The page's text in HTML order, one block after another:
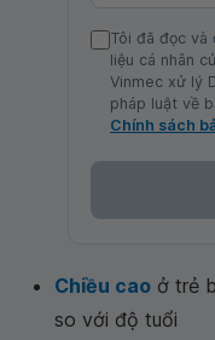
Tôi đã đọc và
liệu cá nhân
Vinmec xử lý
pháp luật về
Chính sách
Chiều cao ở trẻ
so với độ tuổi